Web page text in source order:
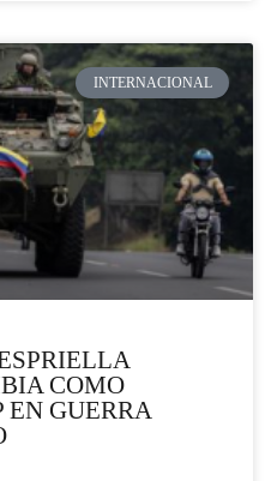
INTERNACIONAL
COMO
GUERRA